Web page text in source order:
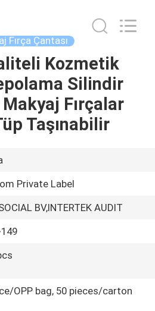
Fırça Çantası
Kozmetik
Silindir
Fırçalar
Taşınabilir
Private Label
BV,INTERTEK AUDIT
OPP bag, 50 pieces/carton